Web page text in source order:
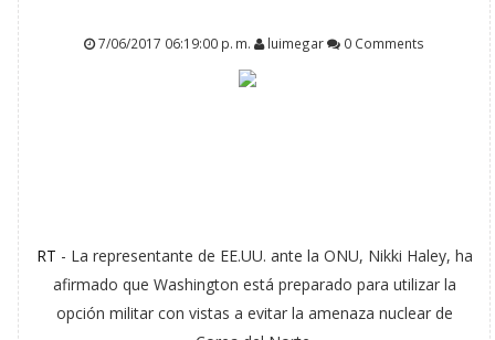
7/06/2017 06:19:00 p. m. luimegar 0 Comments
RT - La representante de EE.UU. ante la ONU, Nikki Haley, ha
afirmado que Washington está preparado para utilizar la
opción militar con vistas a evitar la amenaza nuclear de